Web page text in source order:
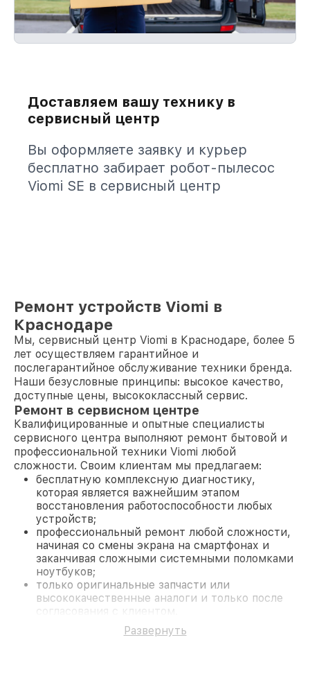
Доставляем вашу технику в
сервисный центр
Вы оформляете заявку и курьер
бесплатно забирает робот-пылесос
Viomi SE в сервисный центр
Ремонт устройств Viomi в
Краснодаре
Мы, сервисный центр Viomi в Краснодаре, более 5
лет осуществляем гарантийное и
послегарантийное обслуживание техники бренда.
Наши безусловные принципы: высокое качество,
доступные цены, высококлассный сервис.
Ремонт в сервисном центре
Квалифицированные и опытные специалисты
сервисного центра выполняют ремонт бытовой и
профессиональной техники Viomi любой
сложности. Своим клиентам мы предлагаем:
бесплатную комплексную диагностику,
которая является важнейшим этапом
восстановления работоспособности любых
устройств;
профессиональный ремонт любой сложности,
начиная со смены экрана на смартфонах и
заканчивая сложными системными поломками
ноутбуков;
только оригинальные запчасти или
высококачественные аналоги и только после
согласования с клиентом.
На все работы и замененные комплектующие
предоставляется длительная гарантия. В случае
Развернуть